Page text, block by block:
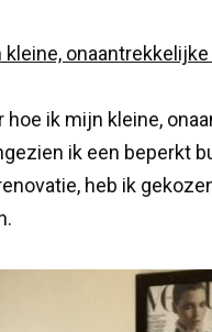
hoe ik mijn kleine,
ik een beperkt
heb ik